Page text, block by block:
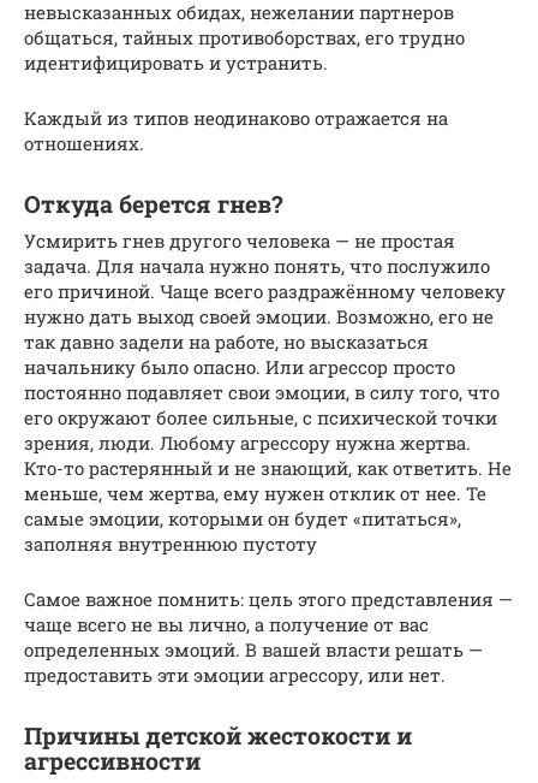
невысказанных обидах, нежелании партнеров
общаться, тайных противоборствах, его трудно
идентифицировать и устранить.
Каждый из типов неодинаково отражается на
отношениях.
Откуда берется гнев?
Усмирить гнев другого человека — не простая
задача. Для начала нужно понять, что послужило
его причиной. Чаще всего раздражённому человеку
нужно дать выход своей эмоции. Возможно, его не
так давно задели на работе, но высказаться
начальнику было опасно. Или агрессор просто
постоянно подавляет свои эмоции, в силу того, что
его окружают более сильные, с психической точки
зрения, люди. Любому агрессору нужна жертва.
Кто-то растерянный и не знающий, как ответить. Не
меньше, чем жертва, ему нужен отклик от нее. Те
самые эмоции, которыми он будет «питаться»,
заполняя внутреннюю пустоту
Самое важное помнить: цель этого представления —
чаще всего не вы лично, а получение от вас
определенных эмоций. В вашей власти решать —
предоставить эти эмоции агрессору, или нет.
Причины детской жестокости и
агрессивности ​